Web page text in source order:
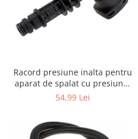
Racord presiune inalta pentru
aparat de spalat cu presiune,
KARCHER 9.013-355.0, K4/K5
54,99 Lei